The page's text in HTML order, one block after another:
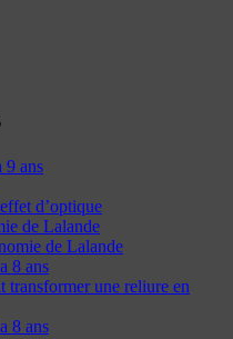
9 ans
d’optique
de Lalande
de Lalande
8 ans
transformer une reliure en
8 ans